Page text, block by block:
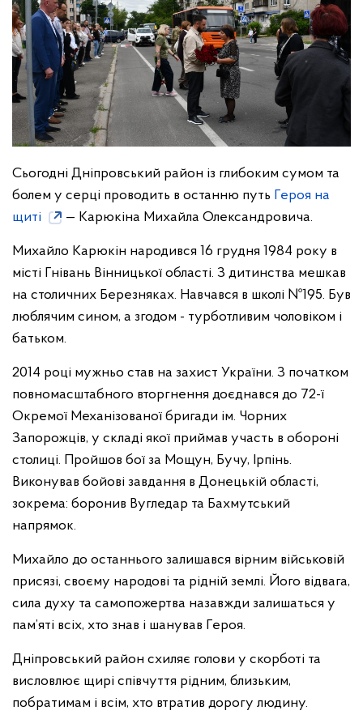
Сьогодні Дніпровський район із глибоким сумом та
болем у серці проводить в останню путь Героя на
щиті
— Карюкіна Михайла Олександровича.
Михайло Карюкін народився 16 грудня 1984 року в
місті Гнівань Вінницької області. З дитинства мешкав
на столичних Березняках. Навчався в школі №195. Був
люблячим сином, а згодом - турботливим чоловіком і
батьком.
2014 році мужньо став на захист України. З початком
повномасштабного вторгнення доєднався до 72-ї
Окремої Механізованої бригади ім. Чорних
Запорожців, у складі якої приймав участь в обороні
столиці. Пройшов бої за Мощун, Бучу, Ірпінь.
Виконував бойові завдання в Донецькій області,
зокрема: боронив Вугледар та Бахмутський
напрямок.
Михайло до останнього залишався вірним військовій
присязі, своєму народові та рідній землі. Його відвага,
сила духу та самопожертва назавжди залишаться у
пам’яті всіх, хто знав і шанував Героя.
Дніпровський район схиляє голови у скорботі та
висловлює щирі співчуття рідним, близьким,
побратимам і всім, хто втратив дорогу людину.